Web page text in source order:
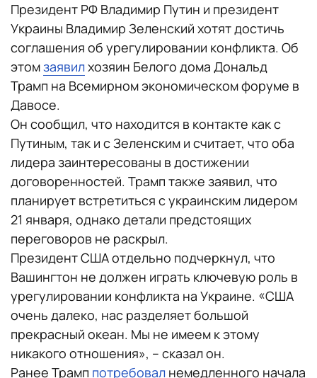
Президент РФ Владимир Путин и президент
Украины Владимир Зеленский хотят достичь
соглашения об урегулировании конфликта. Об
этомзаявилхозяин Белого дома Дональд
Трамп на Всемирном экономическом форуме в
Давосе.
Он сообщил, что находится в контакте как с
Путиным, так и с Зеленским и считает, что оба
лидера заинтересованы в достижении
договоренностей. Трамп также заявил, что
планирует встретиться с украинским лидером
21 января, однако детали предстоящих
переговоров не раскрыл.
Президент США отдельно подчеркнул, что
Вашингтон не должен играть ключевую роль в
урегулировании конфликта на Украине. «США
очень далеко, нас разделяет большой
прекрасный океан. Мы не имеем к этому
никакого отношения», – сказал он.
Ранее Трамп потребовал немедленного начала